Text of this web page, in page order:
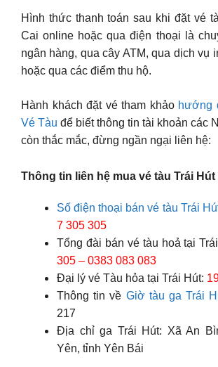
Hình thức thanh toán sau khi đặt vé
Cai online hoặc qua điện thoại là
ngân hàng, qua cây ATM, qua dịch vụ
hoặc qua các điểm thu hộ.
Hành khách đặt vé tham khảo hướng
Vé Tàu để biết thông tin tài khoản các
còn thắc mắc, đừng ngần ngại liên hệ:
Thông tin liên hệ mua vé tàu Trái Hút
Số điện thoại bán vé tàu Trái
7 305 305
Tổng đài bán vé tàu hoả tại
305 – 0383 083 083
Đại lý vé Tàu hỏa tại Trái Hút:
Thông tin về Giờ tàu ga Trái
217
Địa chỉ ga Trái Hút: Xã An
Yên, tỉnh Yên Bái